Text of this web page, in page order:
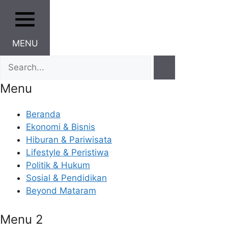
MENU
Menu
Beranda
Ekonomi & Bisnis
Hiburan & Pariwisata
Lifestyle & Peristiwa
Politik & Hukum
Sosial & Pendidikan
Beyond Mataram
Menu 2